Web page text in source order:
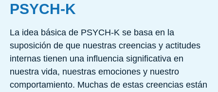
PSYCH-K
La idea básica de PSYCH-K se basa en la
suposición de que nuestras creencias y actitudes
internas tienen una influencia significativa en
nuestra vida, nuestras emociones y nuestro
comportamiento. Muchas de estas creencias están